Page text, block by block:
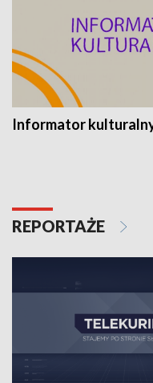
Informator
REPORTAŻE